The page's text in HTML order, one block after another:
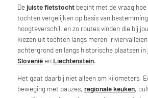
Dejuiste fietstocht begint met de vraag
tochten vergelijken op basis van
hoogteverschil, en zo routes vinden die bij
kiezen uit tochten langs meren,
achtergrond en langs historische plaatsen in
Slovenië en Liechtenstein.
Het gaat daarbij niet alleen om kilometers.
beweging met pauzes, regionale keuken,